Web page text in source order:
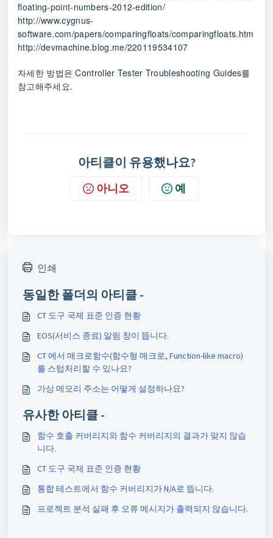
floating-point-numbers-2012-edition/
http://www.cygnus-
software.com/papers/comparingfloats/comparingfloats.htm
http://devmachine.blog.me/220119534107
자세한 방법은Controller Tester Troubleshooting Guides를
참고해주세요.
아티클이 유용했나요?
아니오 예
인쇄
동일한 폴더의 아티클 -
CT 도구 국제 표준 인증 현황
EOS(서비스 종료) 알림 창이 뜹니다.
CT 에서 매크로함수(함수형 매크로, Function-like macro)
를 스텁처리할 수 있나요?
가상 메모리 주소는 어떻게 설정하나요?
유사한 아티클 -
함수 호출 커버리지와 함수 커버리지의 결과가 맞지 않습
니다.
CT 도구 국제 표준 인증 현황
통합 테스트에서 함수 커버리지가 N/A로 뜹니다.
프로젝트 분석 실패 후 오류 메시지가 출력되지 않습니다.